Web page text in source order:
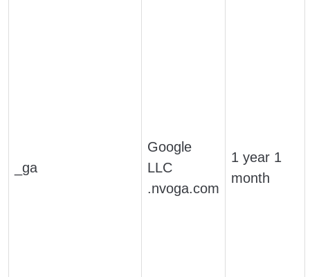
_ga
Google
LLC
.nvoga.com
1 year 1
month